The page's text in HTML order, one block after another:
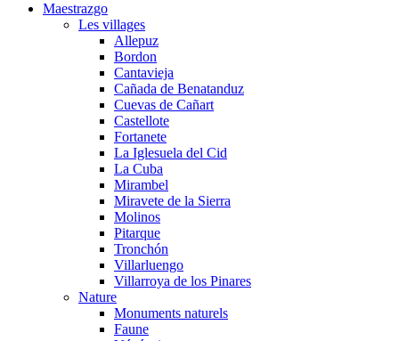
Maestrazgo
Les villages
Allepuz
Bordon
Cantavieja
Cañada de Benatanduz
Cuevas de Cañart
Castellote
Fortanete
La Iglesuela del Cid
La Cuba
Mirambel
Miravete de la Sierra
Molinos
Pitarque
Tronchón
Villarluengo
Villarroya de los Pinares
Nature
Monuments naturels
Faune